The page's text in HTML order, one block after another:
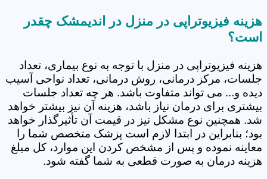
هزینه فیزیوتراپی در منزل در اندیمشک چقدر
است؟
هزینه فیزیوتراپی در منزل با توجه به نوع بیماری، تعداد
جلسات، مرکز درمانی، روش درمانی، تعداد نواحی آسیب
دیده و... می تواند متفاوت باشد. هر چه تعداد جلسات
بیشتری برای درمان نیاز باشد، هزینه آن نیز بیشتر خواهد
شد. همچنین نوع مشکل نیز در قیمت آن تأثیرگذار خواهد
بود؛ بنابراین در ابتدا لازم است پزشک متخصص شما را
معاینه نموده و پس از مشخص کردن این موارد، کل مبلغ
هزینه درمان به صورت قطعی به شما گفته شود.